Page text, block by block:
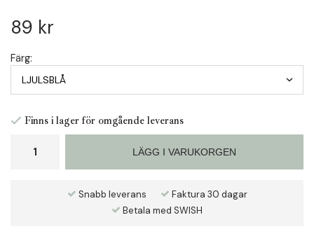
89 kr
Färg:
Finns i lager för omgående leverans
LÄGG I VARUKORGEN
Snabb leverans
Faktura 30 dagar
Betala med SWISH